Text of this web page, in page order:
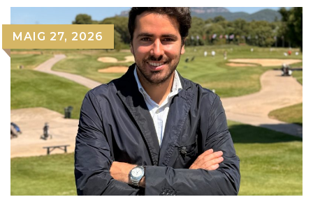
DEL
REAL
CLUB
DE
GOLF
EL
PRAT
TORNA
A
REUNIR
PROP
DE
250
SOCIS
EN
MAIG 27, 2026